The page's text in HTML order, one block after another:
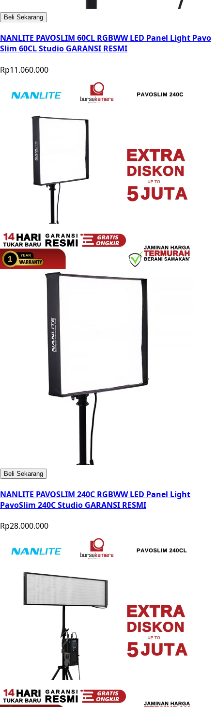
Beli Sekarang
NANLITE PAVOSLIM 60CL RGBWW LED Panel Light Pavo
Slim 60CL Studio GARANSI RESMI
Rp11.060.000
Beli Sekarang
NANLITE PAVOSLIM 240C RGBWW LED Panel Light
PavoSlim 240C Studio GARANSI RESMI
Rp28.000.000